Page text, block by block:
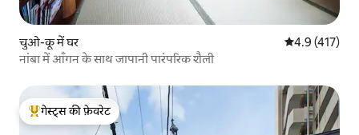
चुओ-कू में घर औसत रेटिंग 5 में
4.9 (417)
नांबा में आँगन के साथ जापानी पारंपरिक शैली
गेस्ट्स का टॉप फ़ेवरेट
गेस्ट्स की फ़ेवरेट